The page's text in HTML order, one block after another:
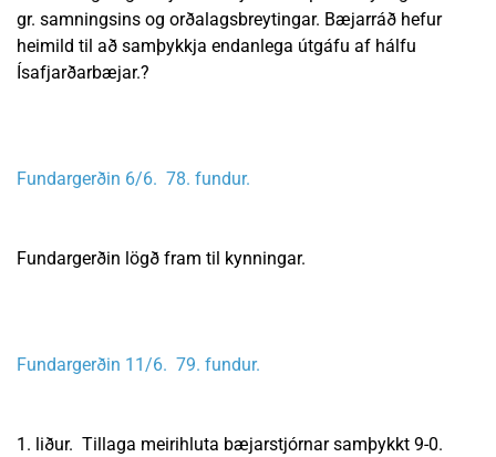
gr. samningsins og orðalagsbreytingar. Bæjarráð hefur
heimild til að samþykkja endanlega útgáfu af hálfu
Ísafjarðarbæjar.?
Fundargerðin 6/6. 78. fundur.
Fundargerðin lögð fram til kynningar.
Fundargerðin 11/6. 79. fundur.
1. liður. Tillaga meirihluta bæjarstjórnar samþykkt 9-0.